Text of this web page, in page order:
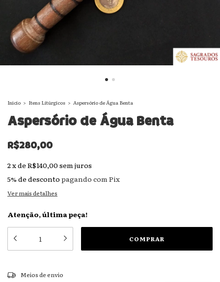
Início > Itens Litúrgicos > Aspersório de Água Benta
Aspersório de Água Benta
R$280,00
2xde R$140,00 sem juros
5% de desconto pagando com Pix
Ver mais detalhes
Atenção, última peça!
Entregas para o CEP:
Meios de envio